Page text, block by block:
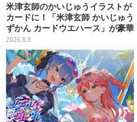
米津玄師のかいじゅうイラストが
カードに！「米津玄師 かいじゅう
ずかん カードウエハース」が豪華
ラインナップ
2026.8.9